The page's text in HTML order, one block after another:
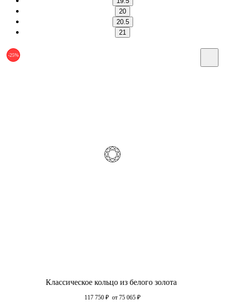
20
20.5
21
-25%
Классическое кольцо из белого золота
117 750 ₽ от 75 065 ₽